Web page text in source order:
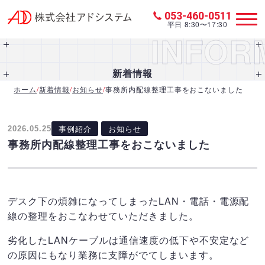
053-460-0511
平日 8:30〜17:30
新着情報
ホーム/新着情報/お知らせ/事務所内配線整理工事をおこないました
2026.05.25 事例紹介 お知らせ
事務所内配線整理工事をおこないました
デスク下の煩雑になってしまったLAN・電話・電源配
線の整理をおこなわせていただきました。
劣化したLANケーブルは通信速度の低下や不安定など
の原因にもなり業務に支障がでてしまいます。